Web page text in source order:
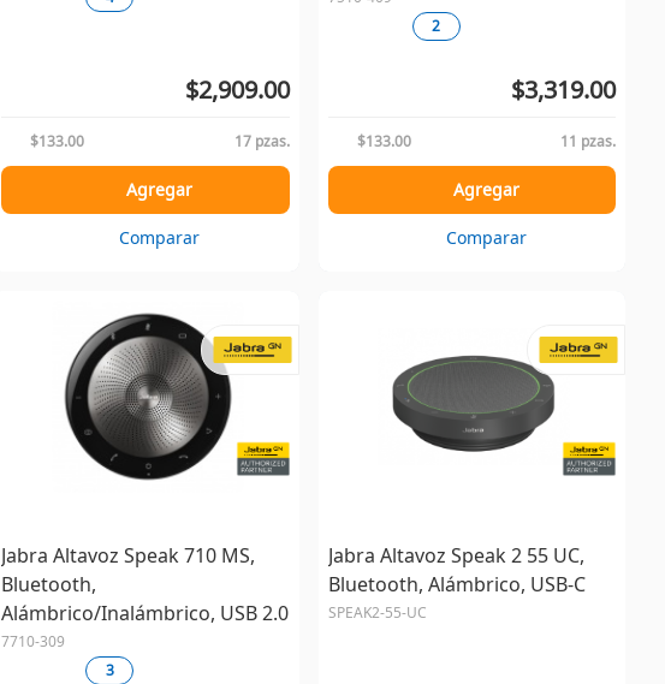
$2,909.00
$133.00 17 pzas.
Agregar
Comparar
2
$3,319.00
$133.00 11 pzas.
Agregar
Comparar
Jabra Altavoz Speak 710 MS,
Bluetooth,
Alámbrico/Inalámbrico, USB 2.0
7710-309
3
Jabra Altavoz Speak 2 55 UC,
Bluetooth, Alámbrico, USB-C
SPEAK2-55-UC